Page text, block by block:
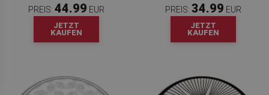
PREIS: 44.99 EUR
JETZT
KAUFEN
PREIS: 34.99 EUR
JETZT
KAUFEN